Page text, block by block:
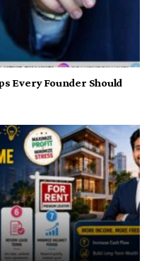
Every Founder Should